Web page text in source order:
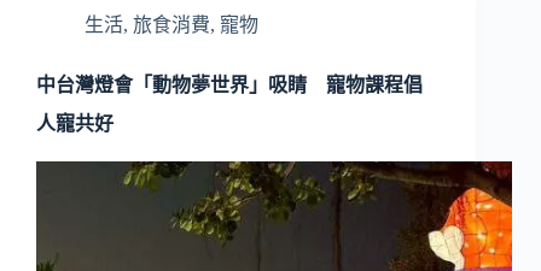
生活, 旅食消費, 寵物
中台灣燈會「動物夢世界」吸睛 寵物課程倡
人寵共好